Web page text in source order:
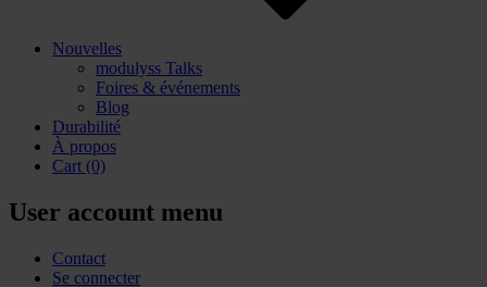
Nouvelles
modulyss Talks
Foires & événements
Blog
Durabilité
À propos
Cart (0)
User account menu
Contact
Se connecter